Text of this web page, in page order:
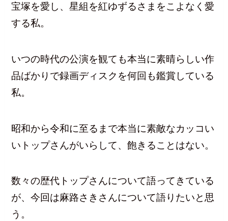
宝塚を愛し、星組を紅ゆずるさまをこよなく愛
する私。
いつの時代の公演を観ても本当に素晴らしい作
品ばかりで録画ディスクを何回も鑑賞している
私。
昭和から令和に至るまで本当に素敵なカッコい
いトップさんがいらして、飽きることはない。
数々の歴代トップさんについて語ってきている
が、今回は麻路さきさんについて語りたいと思
う。